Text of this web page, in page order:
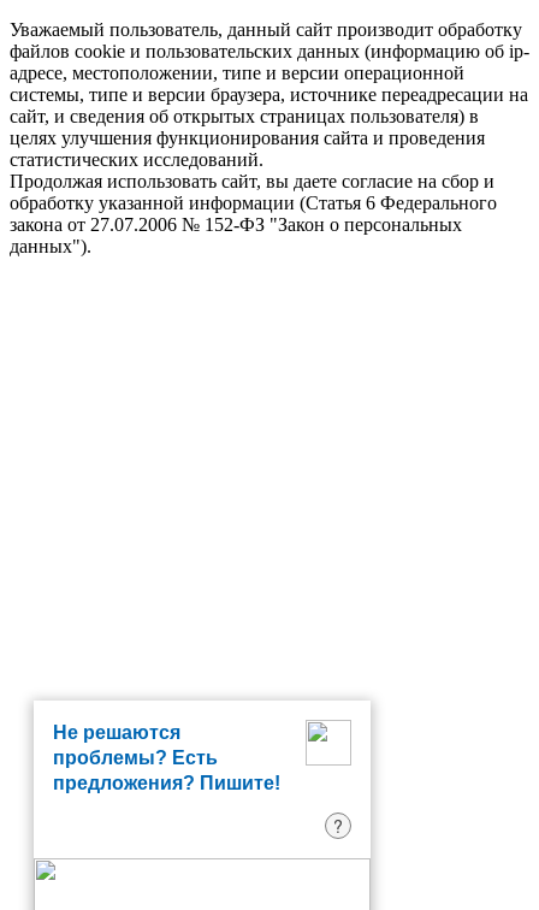
Уважаемый пользователь, данный сайт производит обработку
файлов cookie и пользовательских данных (информацию об ip-
адресе, местоположении, типе и версии операционной
системы, типе и версии браузера, источнике переадресации на
сайт, и сведения об открытых страницах пользователя) в
целях улучшения функционирования сайта и проведения
статистических исследований.
Продолжая использовать сайт, вы даете согласие на сбор и
обработку указанной информации (Статья 6 Федерального
закона от 27.07.2006 № 152-ФЗ "Закон о персональных
данных").
Не решаются
проблемы? Есть
предложения? Пишите!
?